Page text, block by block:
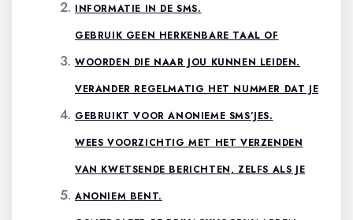
INFORMATIE IN DE SMS.
GEBRUIK GEEN HERKENBARE TAAL OF
WOORDEN DIE NAAR JOU KUNNEN LEIDEN.
VERANDER REGELMATIG HET NUMMER DAT JE
GEBRUIKT VOOR ANONIEME SMS’JES.
WEES VOORZICHTIG MET HET VERZENDEN
VAN KWETSENDE BERICHTEN, ZELFS ALS JE
ANONIEM BENT.